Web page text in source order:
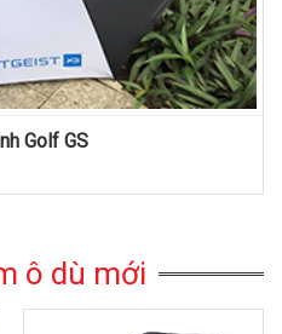
Golf GS
ô dù mới